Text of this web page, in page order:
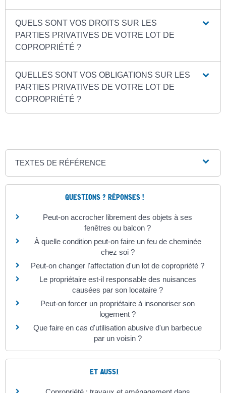
QUELS SONT VOS DROITS SUR LES
PARTIES PRIVATIVES DE VOTRE LOT DE
COPROPRIÉTÉ ?
QUELLES SONT VOS OBLIGATIONS SUR LES
PARTIES PRIVATIVES DE VOTRE LOT DE
COPROPRIÉTÉ ?
TEXTES DE RÉFÉRENCE
QUESTIONS ? RÉPONSES !
Peut-on accrocher librement des objets à ses
fenêtres ou balcon ?
À quelle condition peut-on faire un feu de cheminée
chez soi ?
Peut-on changer l'affectation d'un lot de copropriété ?
Le propriétaire est-il responsable des nuisances
causées par son locataire ?
Peut-on forcer un propriétaire à insonoriser son
logement ?
Que faire en cas d'utilisation abusive d'un barbecue
par un voisin ?
ET AUSSI